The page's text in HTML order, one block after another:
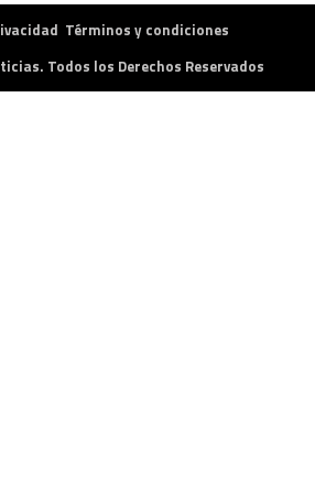
Términos y condiciones
Todos los Derechos Reservados